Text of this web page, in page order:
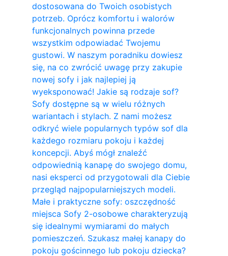
dostosowana do Twoich osobistych
potrzeb. Oprócz komfortu i walorów
funkcjonalnych powinna przede
wszystkim odpowiadać Twojemu
gustowi. W naszym poradniku dowiesz
się, na co zwrócić uwagę przy zakupie
nowej sofy i jak najlepiej ją
wyeksponować! Jakie są rodzaje sof?
Sofy dostępne są w wielu różnych
wariantach i stylach. Z nami możesz
odkryć wiele popularnych typów sof dla
każdego rozmiaru pokoju i każdej
koncepcji. Abyś mógł znaleźć
odpowiednią kanapę do swojego domu,
nasi eksperci od przygotowali dla Ciebie
przegląd najpopularniejszych modeli.
Małe i praktyczne sofy: oszczędność
miejsca Sofy 2-osobowe charakteryzują
się idealnymi wymiarami do małych
pomieszczeń. Szukasz małej kanapy do
pokoju gościnnego lub pokoju dziecka?